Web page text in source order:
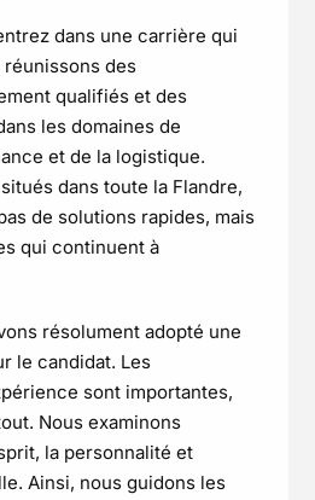
dans une carrière qui
des
qualifiés et des
les domaines de
et de la logistique.
dans toute la Flandre,
de solutions rapides, mais
qui continuent à
résolument adopté une
le candidat. Les
sont importantes,
Nous examinons
la personnalité et
Ainsi, nous guidons les